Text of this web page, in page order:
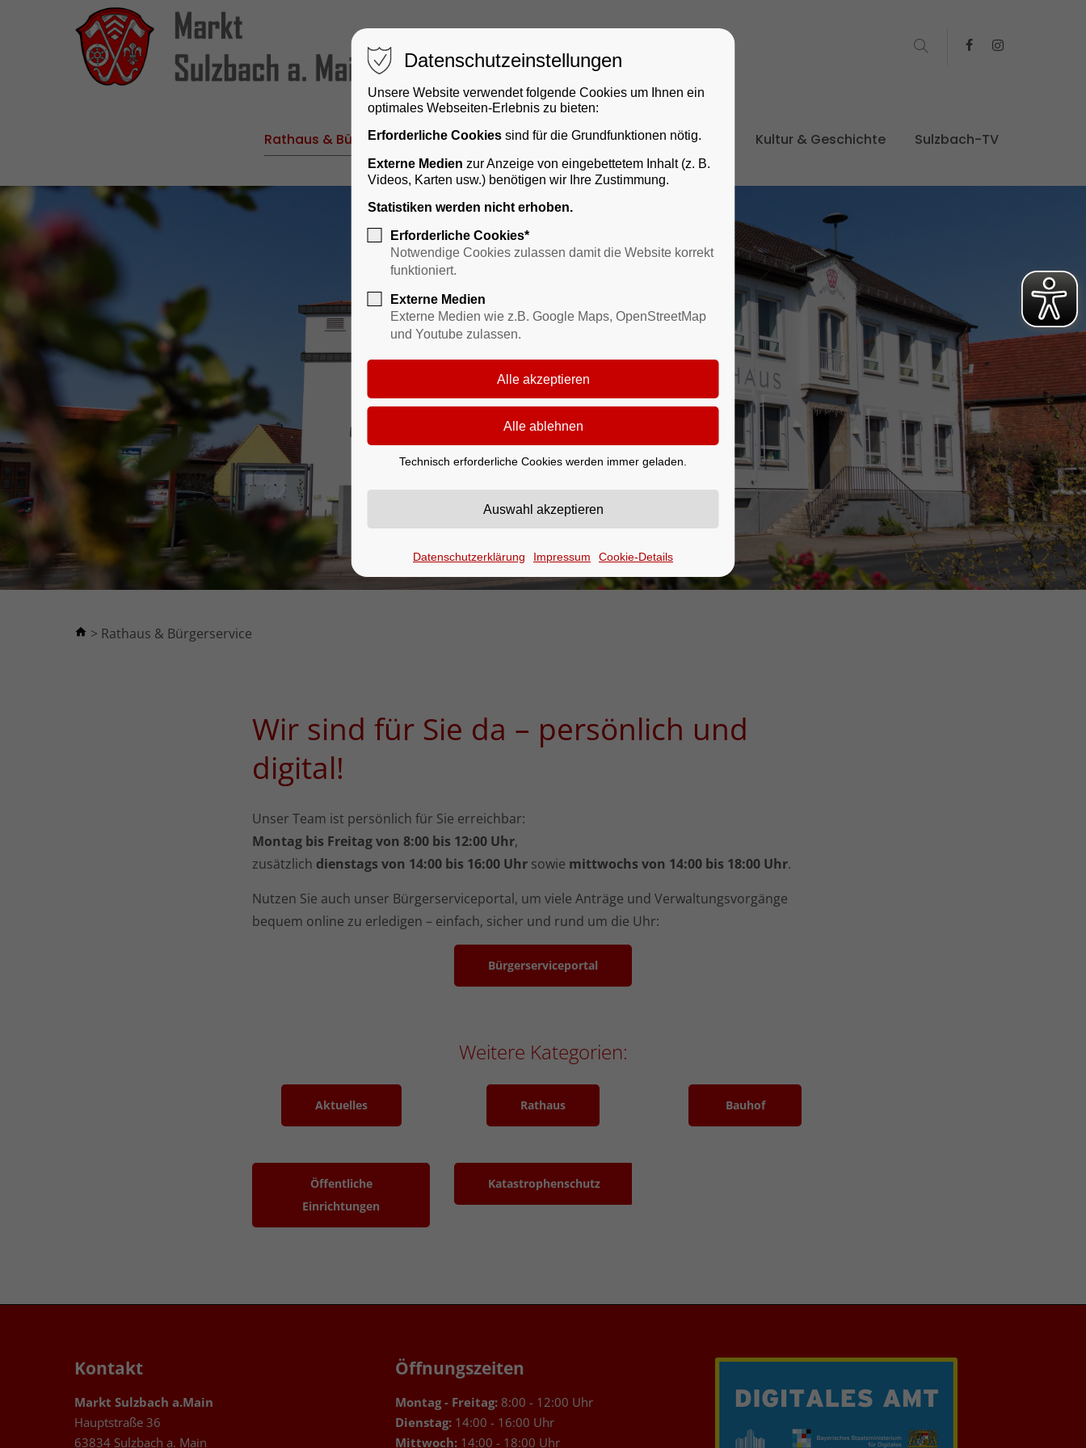
Rathaus & Bürgerservice Bauen & Gewerbe Verkehr Freizeit Kultur & Geschichte Sulzbach-TV
Rathaus & Bürgerservice
Wir sind für Sie da – persönlich und
digital!
Unser Team ist persönlich für Sie erreichbar:
Montag bis Freitag von 8:00 bis 12:00 Uhr,
zusätzlich dienstags von 14:00 bis 16:00 Uhr sowie mittwochs von 14:00 bis 18:00 Uhr.
Nutzen Sie auch unser Bürgerserviceportal, um viele Anträge und Verwaltungsvorgänge
bequem online zu erledigen – einfach, sicher und rund um die Uhr:
Bürgerserviceportal
Weitere Kategorien:
Aktuelles
Öffentliche
Einrichtungen
Rathaus
Katastrophenschutz
Bauhof
Kontakt
Markt Sulzbach a.Main
Hauptstraße 36
63834 Sulzbach a. Main
Öffnungszeiten
Montag - Freitag: 8:00 - 12:00 Uhr
Dienstag: 14:00 - 16:00 Uhr
Mittwoch: 14:00 - 18:00 Uhr
Datenschutzeinstellungen
Unsere Website verwendet folgende Cookies um Ihnen ein
optimales Webseiten-Erlebnis zu bieten:
Erforderliche Cookiessind für die Grundfunktionen nötig.
Externe Medien zur Anzeige von eingebettetem Inhalt (z. B.
Videos, Karten usw.) benötigen wir Ihre Zustimmung.
Statistiken werden nicht erhoben.
Erforderliche Cookies*
Notwendige Cookies zulassen damit die Website korrekt
funktioniert.
Externe Medien
Externe Medien wie z.B. Google Maps, OpenStreetMap
und Youtube zulassen.
Technisch erforderliche Cookies werden immer geladen.
Datenschutzerklärung Impressum Cookie-Details